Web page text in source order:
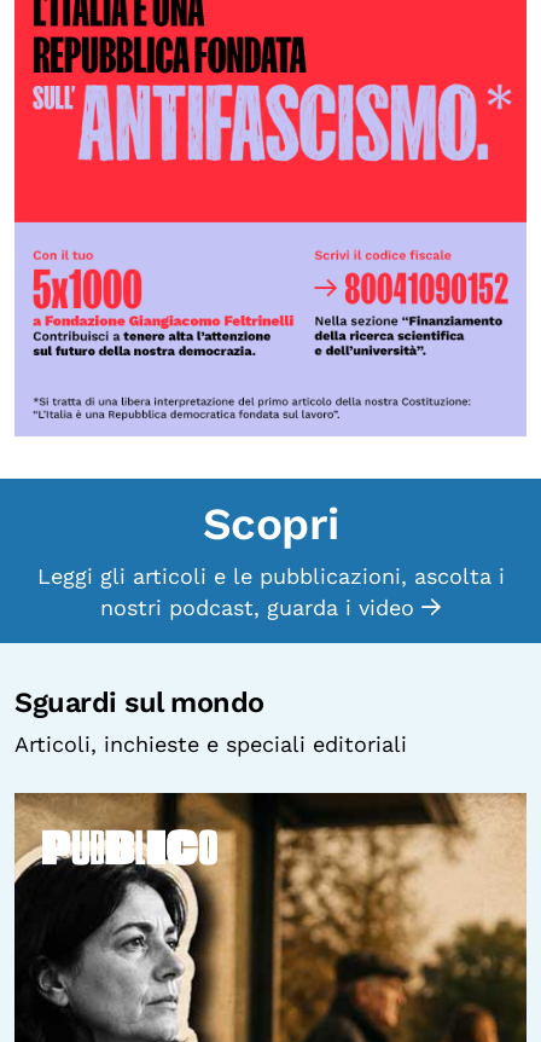
Scopri
Leggi gli articoli e le pubblicazioni, ascolta i
nostri podcast, guarda i video
Sguardi sul mondo
Articoli, inchieste e speciali editoriali